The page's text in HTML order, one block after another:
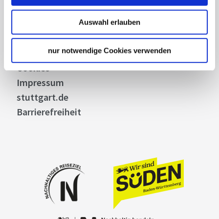
Auswahl erlauben
nur notwendige Cookies verwenden
Allgemeine Geschäftsbedingungen
Widerruf
Kontakt
Cookies
Impressum
stuttgart.de
Barrierefreiheit